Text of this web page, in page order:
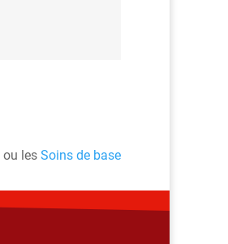
ou les Soins de base